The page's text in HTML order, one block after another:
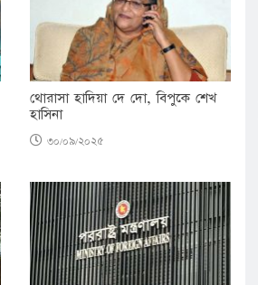
থোরাসা হাদিয়া দে দো, বিপুকে শেখ
হাসিনা
৩০/০৯/২০২৫